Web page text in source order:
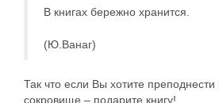
В книгах бережно хранится.
(Ю.Ванаг)
Так что если Вы хотите
сокровище – подарите книгу!